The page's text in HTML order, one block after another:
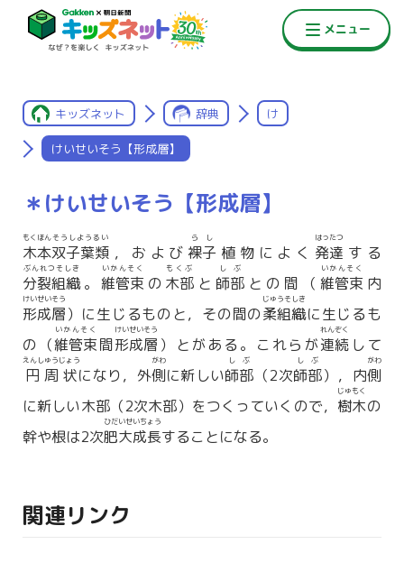
キッズネット 辞典 け
けいせいそう【形成層】
＊けいせいそう【形成層】
木本
もくほん
双子葉類
そうしようるい
，および 裸子
らし
植物によく 発達
はったつ
する
分裂組織
ぶんれつそしき
。 維管束
いかんそく
の 木部
もくぶ
と 師部
しぶ
との間（ 維管束
いかんそく
内
形成層
けいせいそう
）に生じるものと，その間の柔組織
じゅうそしき
に生じるも
の（維管束
いかんそく
間形成層
けいせいそう
）とがある。これらが連続
れんぞく
して
円周状
えんしゅうじょう
になり，外側
がわ
に新しい師部
しぶ
（2次師部
しぶ
），内側
がわ
に新しい木部（2次木部）をつくっていくので， 樹木
じゅもく
の
幹や根は2次肥大成長
ひだいせいちょう
することになる。
関連リンク